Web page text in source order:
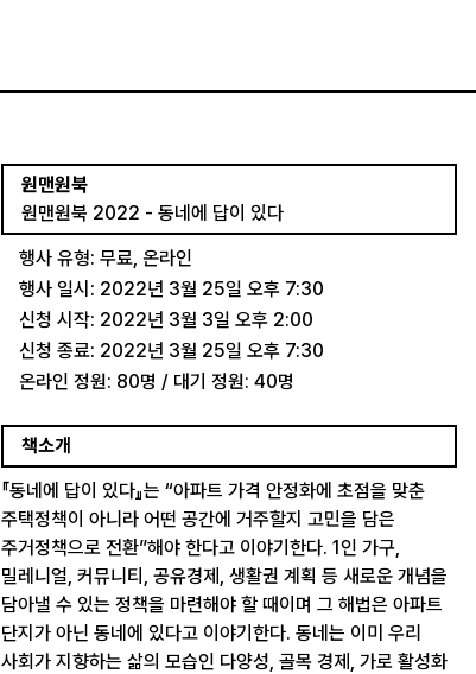
원맨원북
원맨원북 2022 - 동네에 답이 있다
행사 유형: 무료, 온라인
행사 일시: 2022년 3월 25일 오후 7:30
신청 시작: 2022년 3월 3일 오후 2:00
신청 종료: 2022년 3월 25일 오후 7:30
온라인 정원: 80명 / 대기 정원: 40명
책소개
『동네에 답이 있다』는 “아파트 가격 안정화에 초점을 맞춘
주택정책이 아니라 어떤 공간에 거주할지 고민을 담은
주거정책으로 전환”해야 한다고 이야기한다. 1인 가구,
밀레니얼, 커뮤니티, 공유경제, 생활권 계획 등 새로운 개념을
담아낼 수 있는 정책을 마련해야 할 때이며 그 해법은 아파트
단지가 아닌 동네에 있다고 이야기한다. 동네는 이미 우리
사회가 지향하는 삶의 모습인 다양성, 골목 경제, 가로 활성화